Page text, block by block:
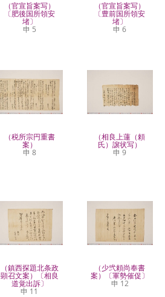
（官宣旨案写）
〔肥後国所領安
堵〕
申 5
（官宣旨案写）
〔豊前国所領安
堵〕
申 6
（税所宗円重書
案）
申 8
（相良上蓮（頼
氏）譲状写）
申 9
（鎮西探題北条政
顕召文案）〔相良
道覚出訴〕
申 11
（少弐頼尚奉書
案）〔軍勢催促〕
申 12